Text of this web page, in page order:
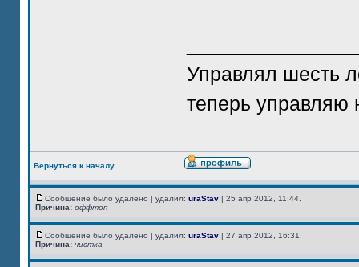
Управлял шесть
теперь управляю
Вернуться к началу
Сообщение было удалено | удалил: uraStav | 25 апр 2012, 11:44.
Причина: оффтоп
Сообщение было удалено | удалил: uraStav | 27 апр 2012, 16:31.
Причина: чистка